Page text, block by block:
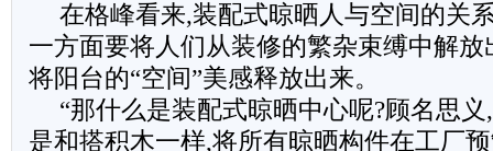
在格峰看来,装配式晾晒人与空间的关
一方面要将人们从装修的繁杂束缚中解
将阳台的“空间”美感释放出来。
“那什么是装配式晾晒中心呢?顾名思
是和搭积木一样,将所有晾晒构件在工厂